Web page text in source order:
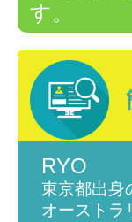
す。
RYO
東京都出身
オーストラ